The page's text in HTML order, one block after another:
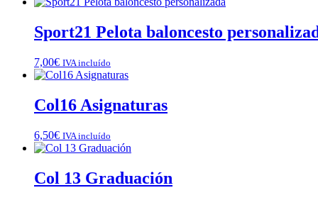
desde
6,50€
7,00€
Sport21 Pelota baloncesto
7,00€ IVA incluído
Col16 Asignaturas
6,50€ IVA incluído
Col 13 Graduación